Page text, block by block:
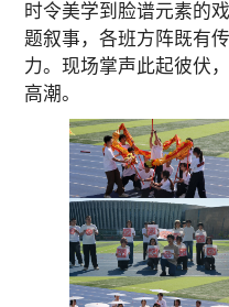
时令美学到脸谱元素的
题叙事，各班方阵既有
力。现场掌声此起彼伏
高潮。